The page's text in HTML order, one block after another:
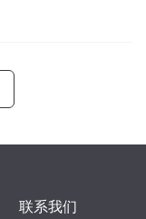
联系我们